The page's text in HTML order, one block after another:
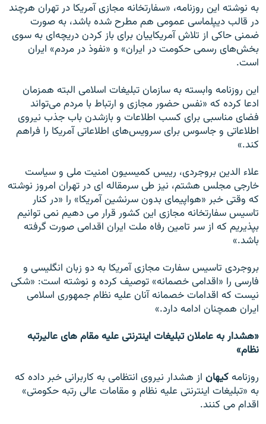
به نوشته اين روزنامه، «سفارتخانه مجازی آمريکا در تهران هرچند
در قالب ديپلماسی عمومی هم مطرح شده باشد، به صورت
ضمنی حاکی از تلاش آمريکاييان برای باز کردن دريچه‌ای به سوی
بخش‌های رسمی حکومت در ايران» و «نفوذ در مردم» ايران
است.
اين روزنامه وابسته به سازمان تبليغات اسلامی البته همزمان
ادعا کرده که «نفس حضور مجازی و ارتباط با مردم می‌تواند
فضای مناسبی برای کسب اطلاعات و بازشدن باب جذب نيروی
اطلاعاتی و جاسوس برای سرويس‌های اطلاعاتی آمريکا را فراهم
کند.»
علاء الدين بروجردی، ریيس کميسيون امنيت ملی و سياست
خارجی مجلس هشتم، نيز طی سرمقاله ای در تهران امروز نوشته
که وقتی خبر «هواپيمای بدون سرنشين آمريکا» را «در کنار
تاسيس سفارتخانه مجازی اين کشور قرار می دهيم نمی توانيم
بپذيريم که از سر تامين رفاه ملت ايران اقدامی صورت گرفته
باشد.»
بروجردی تاسيس سفارت مجازی آمريکا به دو زبان انگليسی و
فارسی را «اقدامی خصمانه» توصيف کرده و نوشته است: «شکی
نيست که اقدامات خصمانه آنان عليه نظام جمهوری اسلامی
ايران همچنان ادامه دارد.»
«هشدار به عاملان تبليغات اينترنتی عليه مقام های عاليرتبه
نظام»
روزنامهکيهان از هشدار نيروی انتظامی به کاربرانی خبر داده که
به «تبليغات اينترنتی عليه نظام و مقامات عالی رتبه حکومتی»
اقدام می کنند.